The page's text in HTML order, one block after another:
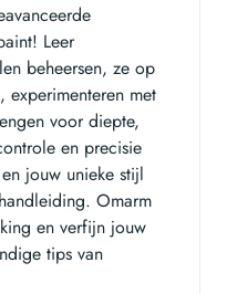
Leer
beheersen, ze op
experimenteren met
voor diepte,
en precisie
jouw unieke stijl
Omarm
en verfijn jouw
tips van